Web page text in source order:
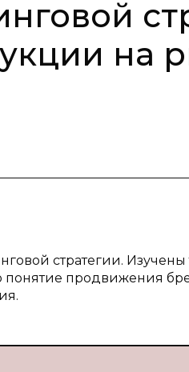
на
стратегии.
продвижения